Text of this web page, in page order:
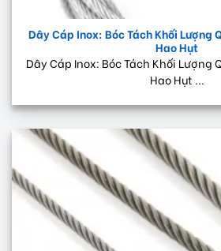
Dây Cáp Inox: Bóc Tách Khối Lượng
Hao Hụt
Dây Cáp Inox: Bóc Tách Khối Lượng
Hao Hụt ...